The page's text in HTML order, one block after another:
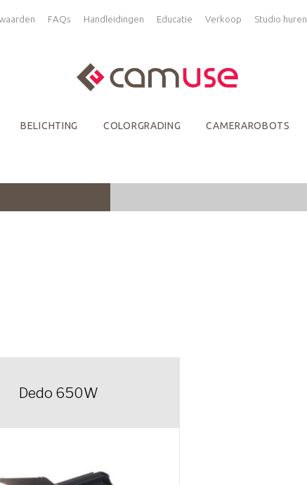
FAQs Handleidingen Educatie Verkoop Studio huren
BELICHTING COLORGRADING CAMERAROBOTS
Dedo 650W